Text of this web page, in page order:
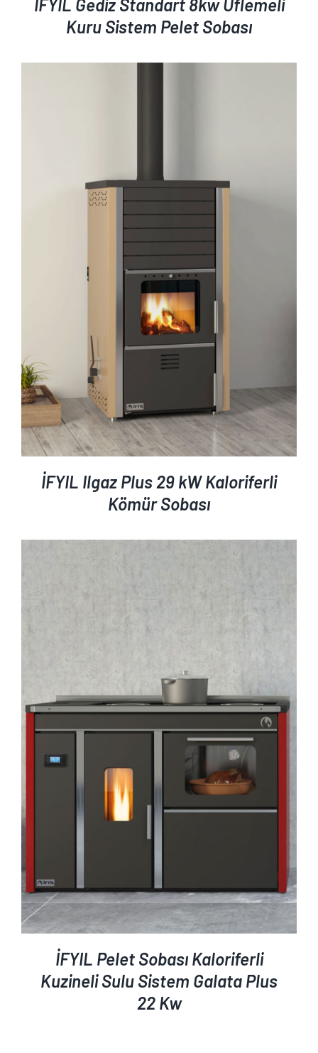
İFYIL Gediz Standart 8kw Üflemeli
Kuru Sistem Pelet Sobası
İFYIL Ilgaz Plus 29 kW Kaloriferli
Kömür Sobası
İFYIL Pelet Sobası Kaloriferli
Kuzineli Sulu Sistem Galata Plus
22 Kw